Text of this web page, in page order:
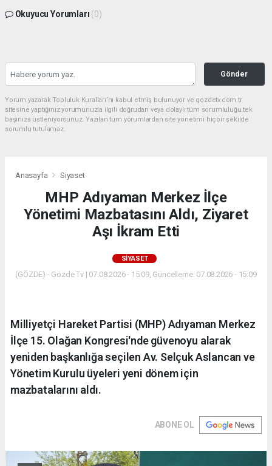
Okuyucu Yorumları (0)
Gönder
Yorum yazarak Topluluk Kuralları’nı kabul etmiş bulunuyor ve gozdetv.com.tr
sitesine yaptığınız yorumunuzla ilgili doğrudan veya dolaylı tüm sorumluluğu tek
başınıza üstleniyorsunuz. Yazılan tüm yorumlardan site yönetimi hiçbir şekilde
sorumlu tutulamaz.
Anasayfa Siyaset
MHP Adıyaman Merkez İlçe
Yönetimi Mazbatasını Aldı, Ziyaret
Aşı İkram Etti
SIYASET
(GÖZDE) - Gözde Tv | 07.08.2026 - 15:09, Güncelleme: 07.08.2026 - 15:09
Milliyetçi Hareket Partisi (MHP) Adıyaman Merkez
İlçe 15. Olağan Kongresi'nde güvenoyu alarak
yeniden başkanlığa seçilen Av. Selçuk Aslancan ve
Yönetim Kurulu üyeleri yeni dönem için
mazbatalarını aldı.
ABONE OL